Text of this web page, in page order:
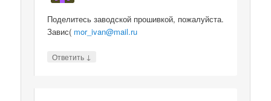
Поделитесь заводской прошивкой, пожалуйста.
Завис( mor_ivan@mail.ru
Ответить ↓